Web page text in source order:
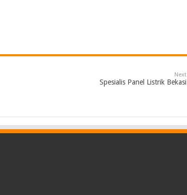
Next
Spesialis Panel Listrik Bekasi